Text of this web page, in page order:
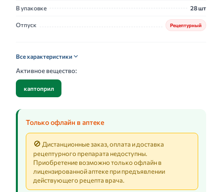
В упаковке 28 шт
Отпуск Рецептурный
Все характеристики
Активное вещество:
каптоприл
Только офлайн в аптеке
🚫 Дистанционные заказ, оплата и доставка
рецептурного препарата недоступны.
Приобретение возможно только офлайн в
лицензированной аптеке при предъявлении
действующего рецепта врача.